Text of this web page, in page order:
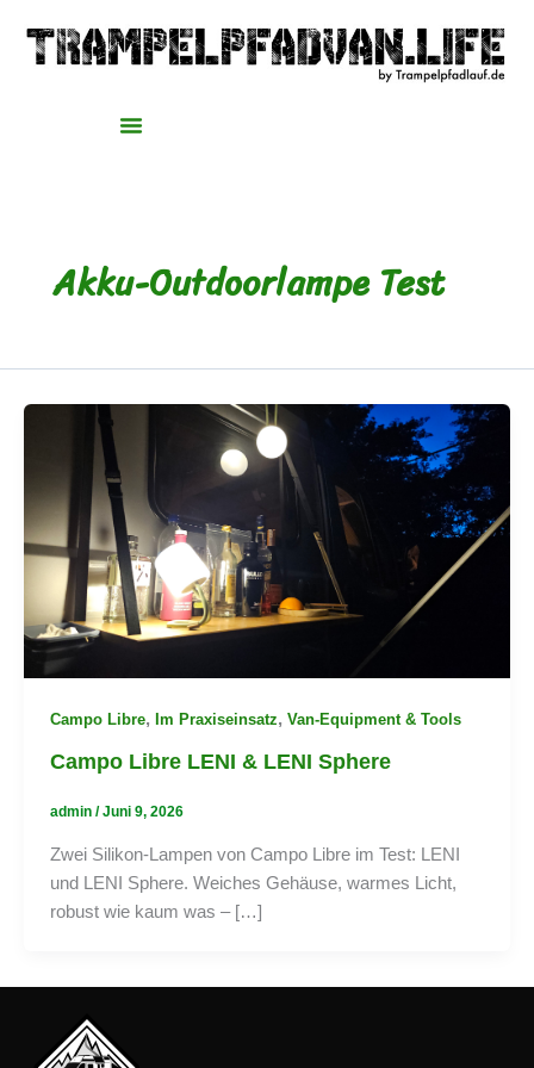
Inhalt
springen
Akku-Outdoorlampe Test
Campo Libre, Im Praxiseinsatz, Van-Equipment & Tools
Campo Libre LENI & LENI Sphere
admin /Juni 9, 2026
Zwei Silikon-Lampen von Campo Libre im Test: LENI
und LENI Sphere. Weiches Gehäuse, warmes Licht,
robust wie kaum was – […]